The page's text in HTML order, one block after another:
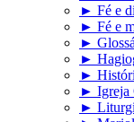
► Fé e
► Fé e
►
►
►
► Igreja
►